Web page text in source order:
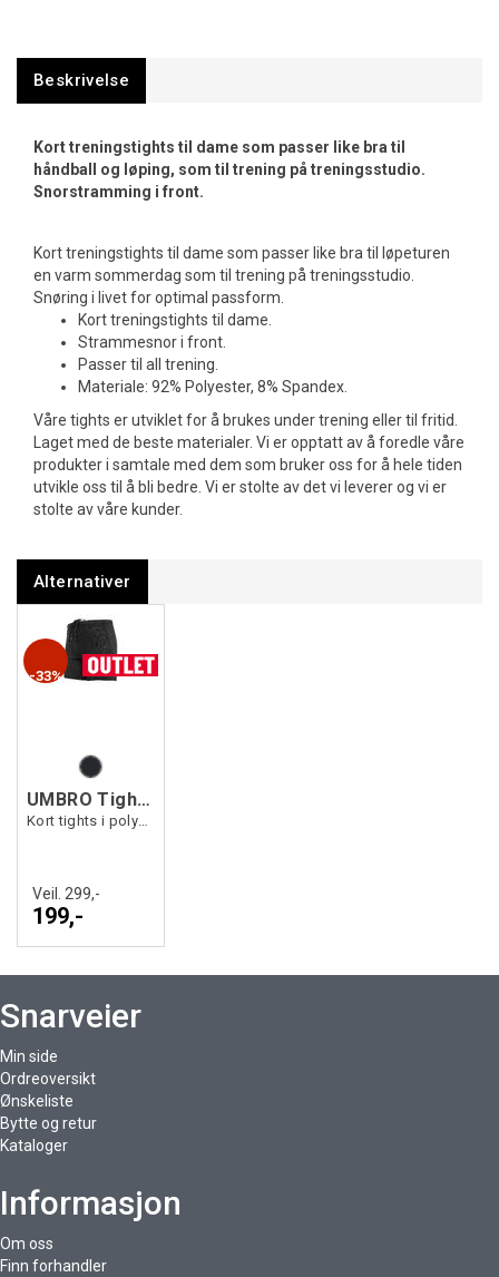
Beskrivelse
Kort treningstights til dame som passer like bra til
håndball og løping, som til trening på treningsstudio.
Snorstramming i front.
Kort treningstights til dame som passer like bra til løpeturen
en varm sommerdag som til trening på treningsstudio.
Snøring i livet for optimal passform.
Kort treningstights til dame.
Strammesnor i front.
Passer til all trening.
Materiale: 92% Polyester, 8% Spandex.
Våre tights er utviklet for å brukes under trening eller til fritid.
Laget med de beste materialer. Vi er opptatt av å foredle våre
produkter i samtale med dem som bruker oss for å hele tiden
utvikle oss til å bli bedre. Vi er stolte av det vi leverer og vi er
stolte av våre kunder.
Alternativer
33%
UMBRO Tights Short jr
Kort tights i polyester/spandex
Veil. 299,-
199,-
Snarveier
Min side
Ordreoversikt
Ønskeliste
Bytte og retur
Kataloger
Informasjon
Om oss
Finn forhandler